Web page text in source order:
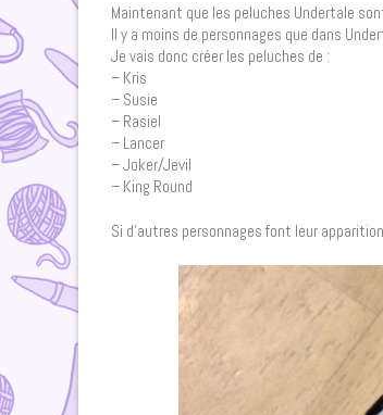
Maintenant que les peluches Undertale
Il y a moins de personnages que dans
Je vais donc créer les peluches de :
– Kris
– Susie
– Rasiel
– Lancer
– Joker/Jevil
– King Round
Si d’autres personnages font leur